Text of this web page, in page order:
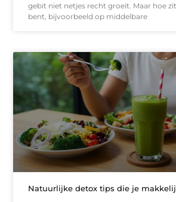
gebit niet netjes recht groeit. Maar hoe
bent, bijvoorbeeld op middelbare
Natuurlijke detox tips die je